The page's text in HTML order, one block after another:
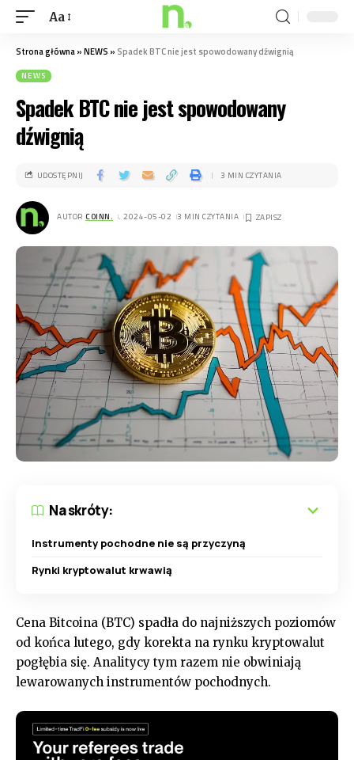
Aa
Strona główna»NEWS » Spadek BTC nie jest spowodowany dźwignią
NEWS
Spadek BTC nie jest spowodowany
dźwignią
AUTOR COINN. . 2024-05-02 3 MIN CZYTANIA
UDOSTĘPNIJ 3 MIN CZYTANIA
Na skróty:
Instrumenty pochodne nie są przyczyną
Rynki kryptowalut krwawią
Cena Bitcoina (BTC) spadła do najniższych poziomów
od końca lutego, gdy korekta na rynku kryptowalut
pogłębia się. Analitycy tym razem nie obwiniają
lewarowanych instrumentów pochodnych.